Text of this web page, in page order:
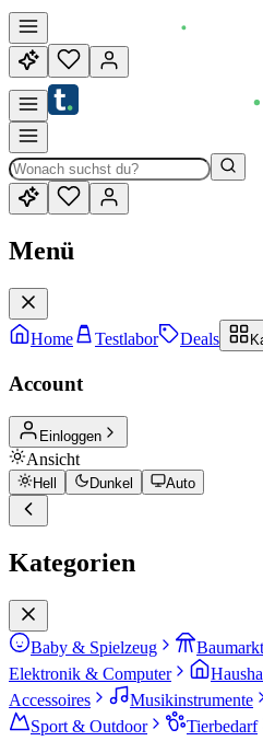
Menü
Home Testlabor Deals
Account
Einloggen
Ansicht
Hell Dunkel Auto
Kategorien
Baby & Spielzeug
Elektronik & Computer
Accessoires
Musikinstrumente
Sport & Outdoor
Tierbedarf